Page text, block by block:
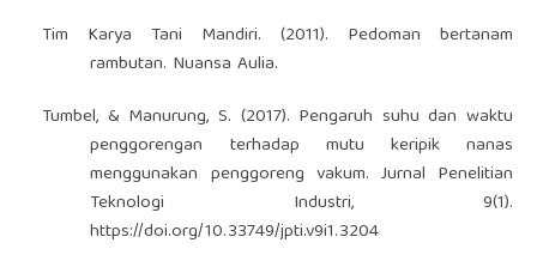
Tim Karya Tani Mandiri. (2011). Pedoman bertanam
rambutan. Nuansa Aulia.
Tumbel, & Manurung, S. (2017). Pengaruh suhu dan waktu
penggorengan terhadap mutu keripik nanas
menggunakan penggoreng vakum. Jurnal Penelitian
Teknologi Industri, 9(1).
https://doi.org/10.33749/jpti.v9i1.3204